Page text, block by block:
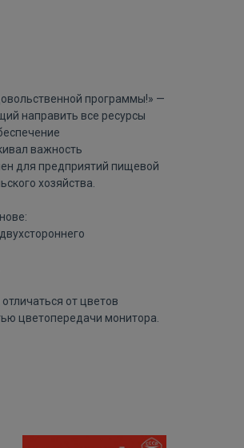
программы!» —
направить все ресурсы
важность
для предприятий пищевой
хозяйства.
от цветов
цветопередачи монитора.